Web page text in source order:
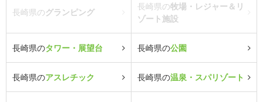
長崎県のグランピング
長崎県の牧場・レジャー＆リ
ゾート施設
長崎県のタワー・展望台 長崎県の公園
長崎県のアスレチック 長崎県の温泉・スパリゾート